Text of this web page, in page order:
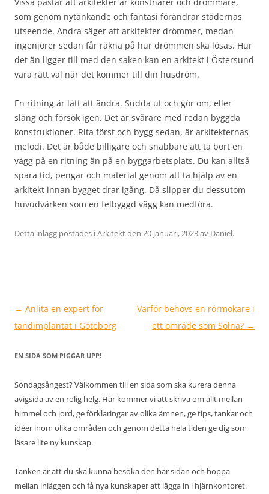
som genom nytänkande och fantasi förändrar städernas
utseende. Andra säger att arkitekter drömmer, medan
ingenjörer sedan får räkna på hur drömmen ska lösas. Hur
det än ligger till med den saken kan en arkitekt i Östersund
vara rätt val när det kommer till din husdröm.
En ritning är lätt att ändra. Sudda ut och gör om, eller
släng och försök igen. Det är svårare med redan byggda
konstruktioner. Rita först och bygg sedan, är arkitekternas
melodi. Det är både billigare och snabbare att ta bort en
vägg på en ritning än på en byggarbetsplats. Du kan alltså
spara tid, pengar och material genom att ta hjälp av en
arkitekt innan bygget drar igång. Då slipper du dessutom
huvudvärken som en felbyggd vägg kan medföra.
Detta inlägg postades iArkitektden 20 januari, 2023av Daniel.
Inläggsnavigering
← Anlita en expert för
tandimplantat i Göteborg
Varför behövs en rörmokare i
ett område som Solna? →
EN SIDA SOM PIGGAR UPP!
Söndagsångest? Välkommen till en sida som ska kurera denna
avigsida av en rolig helg. Här kommer vi att skriva om allt mellan
himmel och jord, ge förklaringar av olika ämnen, ge tips, tankar och
idéer inom olika områden och genom detta hela tiden ge dig som
läsare lite ny kunskap.
Tanken är att du ska kunna besöka den här sidan och hoppa
mellan inläggen och få nya kunskaper att lägga in i hjärnkontoret.